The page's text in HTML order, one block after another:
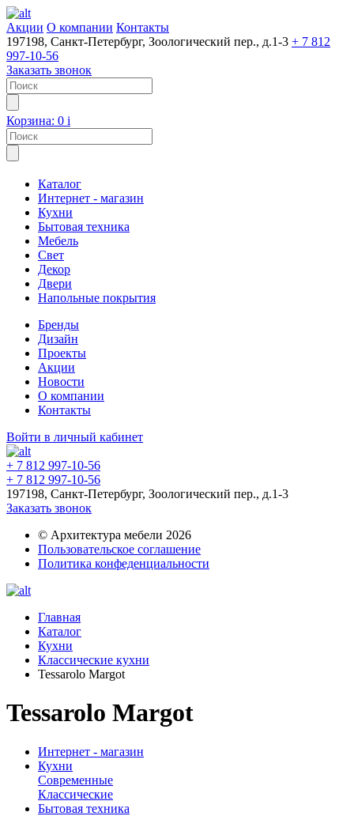
Акции О компании Контакты
197198, Санкт-Петербург, Зоологический пер., д.1-3 + 7 812
997-10-56
Заказать звонок
Корзина: 0 i
Каталог
Интернет - магазин
Кухни
Бытовая техника
Мебель
Свет
Декор
Двери
Напольные покрытия
Бренды
Дизайн
Проекты
Акции
Новости
О компании
Контакты
Войти в личный кабинет
+ 7 812 997-10-56
+ 7 812 997-10-56
197198, Санкт-Петербург, Зоологический пер., д.1-3
Заказать звонок
© Архитектура мебели 2026
Пользовательское соглашение
Политика конфеденциальности
Главная
Каталог
Кухни
Классические кухни
Tessarolo Margot
Tessarolo Margot
Интернет - магазин
Кухни
Современные
Классические
Бытовая техника